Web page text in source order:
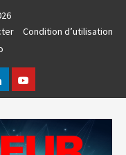
Condition d’utilisation
Youtube